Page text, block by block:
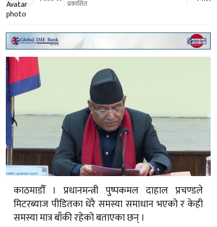
प्रकाशित
काठमाडौँ । प्रधानमन्त्री पुष्पकमल दाहाल प्रचण्डले
मिटरब्याज पीडितका धेरै समस्या समाधान भएको र केही
समस्या मात्र बाँकी रहेको बताएका छन् ।